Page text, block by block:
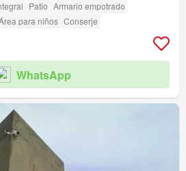
Patio Armario empotrado
para niños Conserje
WhatsApp